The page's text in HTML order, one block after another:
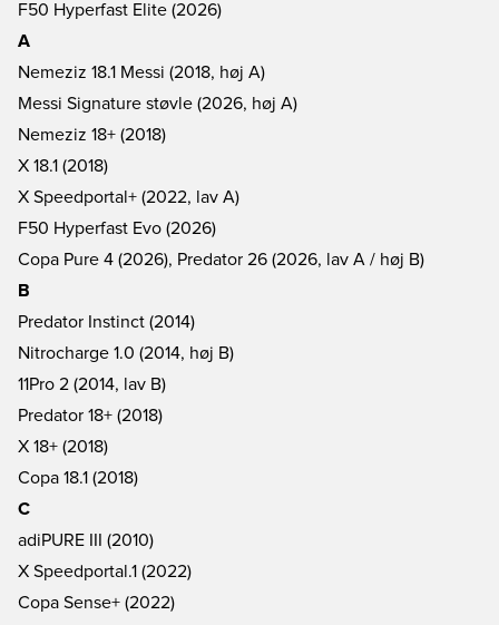
F50 Hyperfast Elite (2026)
A
Nemeziz 18.1 Messi (2018, høj A)
Messi Signature støvle (2026, høj A)
Nemeziz 18+ (2018)
X 18.1 (2018)
X Speedportal+ (2022, lav A)
F50 Hyperfast Evo (2026)
Copa Pure 4 (2026), Predator 26 (2026, lav A / høj B)
B
Predator Instinct (2014)
Nitrocharge 1.0 (2014, høj B)
11Pro 2 (2014, lav B)
Predator 18+ (2018)
X 18+ (2018)
Copa 18.1 (2018)
C
adiPURE III (2010)
X Speedportal.1 (2022)
Copa Sense+ (2022)